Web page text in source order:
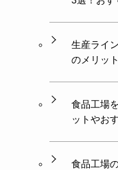
生産ライ
のメリッ
食品工場
ットやお
食品工場